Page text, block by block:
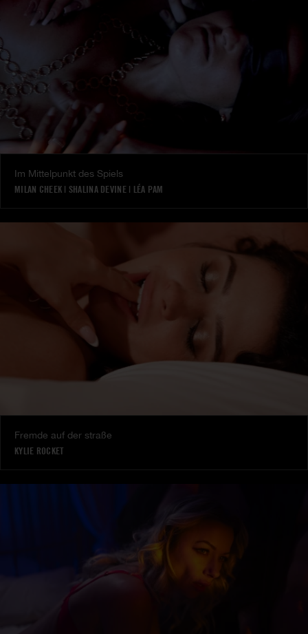
Im Mittelpunkt des Spiels
MILAN CHEEK | SHALINA DEVINE| LÉA PAM
Fremde auf der straße
KYLIE ROCKET